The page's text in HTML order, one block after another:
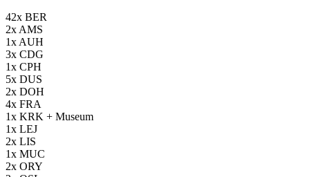
42x BER
2x AMS
1x AUH
3x CDG
1x CPH
5x DUS
2x DOH
4x FRA
1x KRK + Museum
1x LEJ
2x LIS
1x MUC
2x ORY